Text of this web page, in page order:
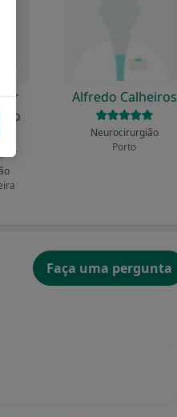
Alfredo Calheiros
Neurocirurgião
Porto
Faça uma pergunta